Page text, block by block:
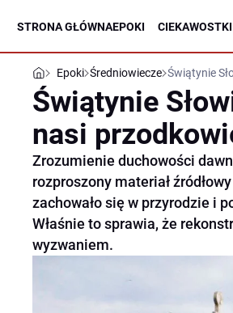
STRONA GŁÓWNAEPOKI
Epoki Średniowiecze Świątynie
Świątynie
nasi
Zrozumienie duchowości
rozproszony materiał
zachowało się w przyrodzie i
Właśnie to sprawia, że
wyzwaniem.